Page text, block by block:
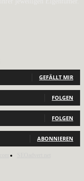
GEFÄLLT MIR
FOLGEN
FOLGEN
ABONNIEREN